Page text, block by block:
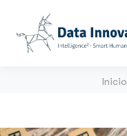
Inicio